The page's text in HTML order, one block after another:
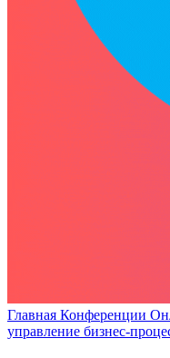
Главная Конференции
управление бизнес-